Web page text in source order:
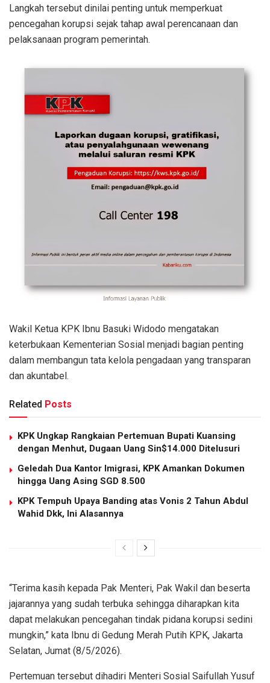
Langkah tersebut dinilai penting untuk memperkuat
pencegahan korupsi sejak tahap awal perencanaan dan
pelaksanaan program pemerintah.
Wakil Ketua KPK Ibnu Basuki Widodo mengatakan
keterbukaan Kementerian Sosial menjadi bagian penting
dalam membangun tata kelola pengadaan yang transparan
dan akuntabel.
Related Posts
KPK Ungkap Rangkaian Pertemuan Bupati Kuansing
dengan Menhut, Dugaan Uang Sin$14.000 Ditelusuri
Geledah Dua Kantor Imigrasi, KPK Amankan Dokumen
hingga Uang Asing SGD 8.500
KPK Tempuh Upaya Banding atas Vonis 2 Tahun Abdul
Wahid Dkk, Ini Alasannya
“Terima kasih kepada Pak Menteri, Pak Wakil dan beserta
jajarannya yang sudah terbuka sehingga diharapkan kita
dapat melakukan pencegahan tindak pidana korupsi sedini
mungkin,” kata Ibnu di Gedung Merah Putih KPK, Jakarta
Selatan, Jumat (8/5/2026).
Pertemuan tersebut dihadiri Menteri Sosial Saifullah Yusuf